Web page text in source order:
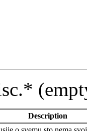
Description